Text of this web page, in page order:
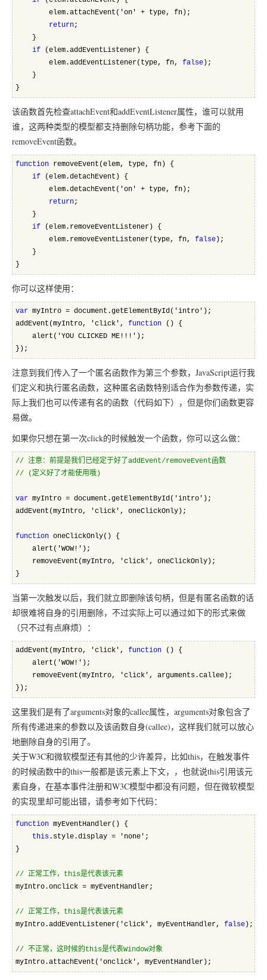
        elem.attachEvent('on' + type, fn);
return;
    }
if (elem.addEventListener) {
        elem.addEventListener(type, fn,
false );
    }
}
该函数首先检查attachEvent和addEventListener属性，谁可以就用
谁，这两种类型的模型都支持删除句柄功能，参考下面的
removeEvent函数。
function removeEvent(elem, type, fn) {
if (elem.detachEvent) {
        elem.detachEvent('on' + type, fn);
return;
    }
if (elem.removeEventListener) {
        elem.removeEventListener(type, fn,
false );
    }
}
你可以这样使用：
var myIntro = document.getElementById('intro');
addEvent(myIntro, 'click', function () {
    alert('YOU CLICKED ME!!!');
});
注意到我们传入了一个匿名函数作为第三个参数，JavaScript运行我
们定义和执行匿名函数，这种匿名函数特别适合作为参数传递，实
际上我们也可以传递有名的函数（代码如下），但是你们函数更容
易做。
如果你只想在第一次click的时候触发一个函数，你可以这么做：
// 注意：前提是我们已经定于好了addEvent/removeEvent函数
// (定义好了才能使用哦)
var myIntro = document.getElementById('intro');
addEvent(myIntro, 'click', oneClickOnly);
function oneClickOnly() {
    alert('WOW!');
    removeEvent(myIntro, 'click', oneClickOnly);
}
当第一次触发以后，我们就立即删除该句柄，但是有匿名函数的话
却很难将自身的引用删除，不过实际上可以通过如下的形式来做
（只不过有点麻烦）：
addEvent(myIntro, 'click', function () {
    alert('WOW!');
    removeEvent(myIntro, 'click', arguments.callee);
});
这里我们是有了arguments对象的callee属性，arguments对象包含了
所有传递进来的参数以及该函数自身(callee)，这样我们就可以放心
地删除自身的引用了。
关于W3C和微软模型还有其他的少许差异，比如this，在触发事件
的时候函数中的this一般都是该元素上下文，，也就说this引用该元
素自身，在基本事件注册和W3C模型中都没有问题，但在微软模型
的实现里却可能出错，请参考如下代码：
function myEventHandler() {
this.style.display = 'none';
}
// 正常工作，this是代表该元素
myIntro.onclick = myEventHandler;
// 正常工作，this是代表该元素
myIntro.addEventListener('click', myEventHandler, false );
// 不正常，这时候的this是代表Window对象
myIntro.attachEvent('onclick', myEventHandler);